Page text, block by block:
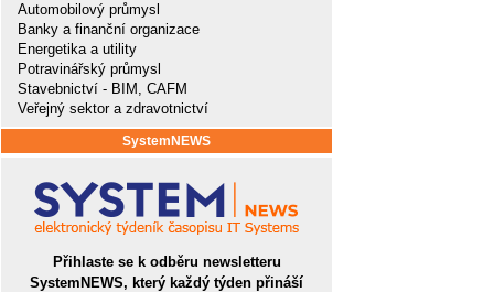
Automobilový průmysl
Banky a finanční organizace
Energetika a utility
Potravinářský průmysl
Stavebnictví - BIM, CAFM
Veřejný sektor a zdravotnictví
SystemNEWS
Přihlaste se k odběru newsletteru
SystemNEWS, který každý týden přináší